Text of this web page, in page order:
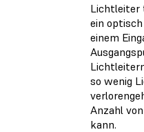
Lichtleiter
ein
einem
so wenig
Anzahl
kann.